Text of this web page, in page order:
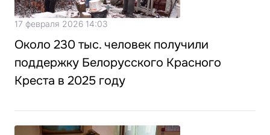
17 февраля 2026 14:03
Около 230 тыс. человек получили
поддержку Белорусского Красного
Креста в 2025 году